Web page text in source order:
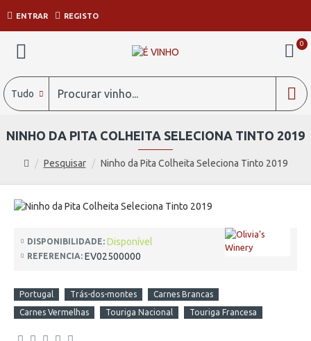
ENTRAR REGISTO
0
Tudo
Pesquisar Ninho da Pita Colheita Seleciona Tinto 2019
NINHO DA PITA COLHEITA SELECIONA TINTO 2019
DISPONIBILIDADE: Disponível
REFERENCIA: EV02500000
Portugal Trás-dos-montes
Carnes Brancas
Carnes Vermelhas
Touriga Nacional Touriga Francesa